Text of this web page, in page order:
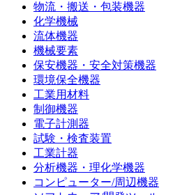
物流・搬送・包装機器
化学機械
流体機器
機械要素
保安機器・安全対策機器
環境保全機器
工業用材料
制御機器
電子計測器
試験・検査装置
工業計器
分析機器・理化学機器
コンピューター/周辺機器